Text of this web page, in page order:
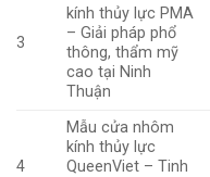
3
kính thủy lực PMA
– Giải pháp phổ
thông, thẩm mỹ
cao tại Ninh
Thuận
4
Mẫu cửa nhôm
kính thủy lực
QueenViet – Tinh